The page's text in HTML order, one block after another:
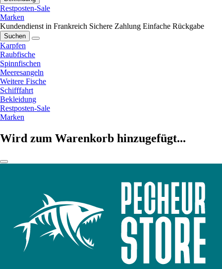
Restposten-Sale
Marken
Kundendienst in Frankreich Sichere Zahlung Einfache Rückgabe
Suchen
Karpfen
Raubfische
Spinnfischen
Meeresangeln
Weitere Fische
Schifffahrt
Bekleidung
Restposten-Sale
Marken
Wird zum Warenkorb hinzugefügt...